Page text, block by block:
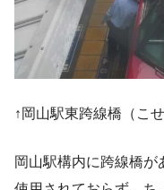
↑岡山駅東跨線橋（こ
岡山駅構内に跨線橋が